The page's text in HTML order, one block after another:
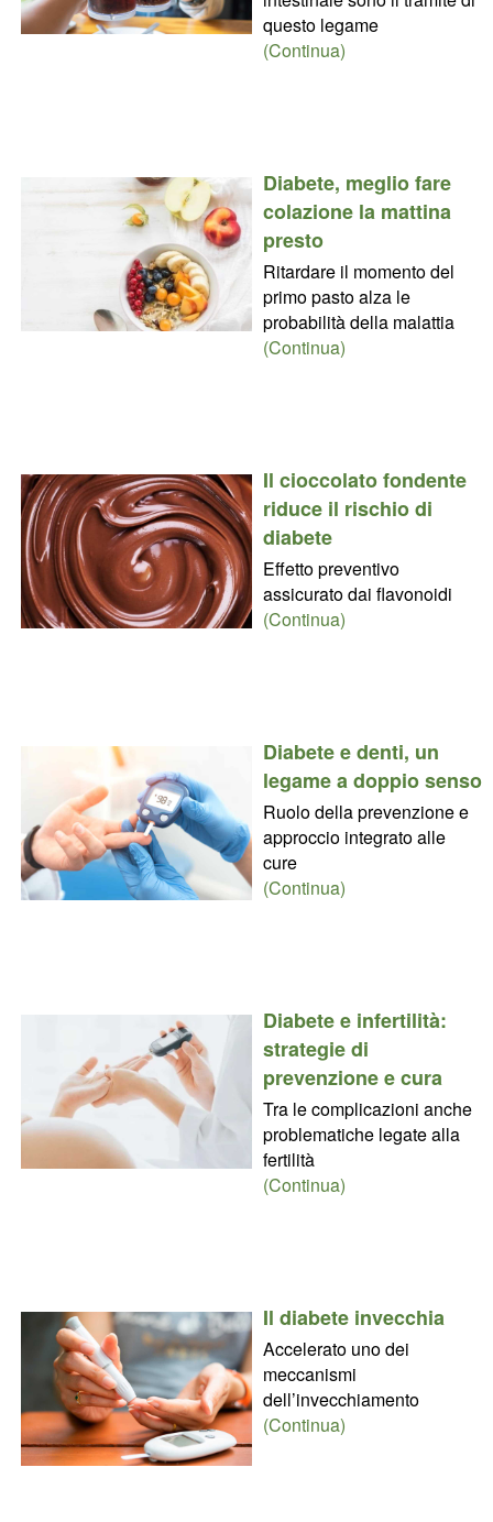
questo legame
(Continua)
Diabete, meglio fare
colazione la mattina
presto
Ritardare il momento del
primo pasto alza le
probabilità della malattia
(Continua)
Il cioccolato fondente
riduce il rischio di
diabete
Effetto preventivo
assicurato dai flavonoidi
(Continua)
Diabete e denti, un
legame a doppio senso
Ruolo della prevenzione e
approccio integrato alle
cure
(Continua)
Diabete e infertilità:
strategie di
prevenzione e cura
Tra le complicazioni anche
problematiche legate alla
fertilità
(Continua)
Il diabete invecchia
Accelerato uno dei
meccanismi
dell’invecchiamento
(Continua)